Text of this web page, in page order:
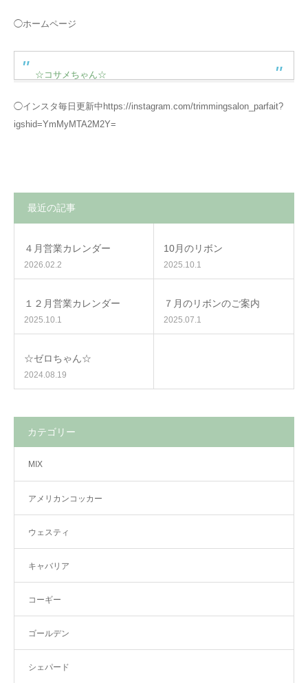
◯ホームページ
☆コサメちゃん☆
◯インスタ毎日更新中https://instagram.com/trimmingsalon_parfait?
igshid=YmMyMTA2M2Y=
最近の記事
４月営業カレンダー
2026.02.2
10月のリボン
2025.10.1
１２月営業カレンダー
2025.10.1
７月のリボンのご案内
2025.07.1
☆ゼロちゃん☆
2024.08.19
カテゴリー
MIX
アメリカンコッカー
ウェスティ
キャバリア
コーギー
ゴールデン
シェパード